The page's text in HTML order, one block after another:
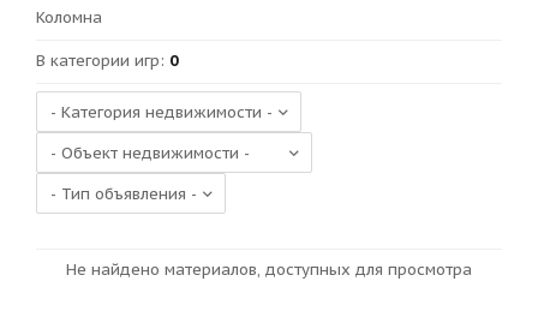
Коломна
В категории игр: 0
Не найдено материалов, доступных для просмотра